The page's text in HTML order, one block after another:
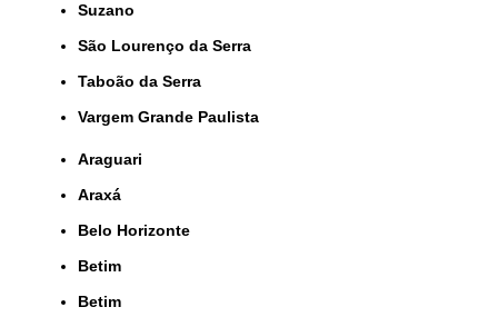
Suzano
São Lourenço da Serra
Taboão da Serra
Vargem Grande Paulista
Araguari
Araxá
Belo Horizonte
Betim
Betim